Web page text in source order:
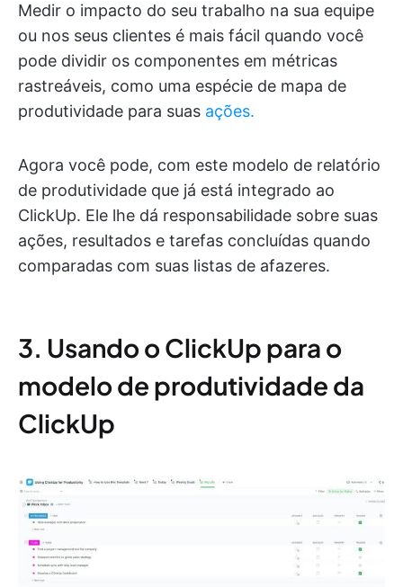
Medir o impacto do seu trabalho na sua equipe
ou nos seus clientes é mais fácil quando você
pode dividir os componentes em métricas
rastreáveis, como uma espécie de mapa de
produtividade para suas ações.
Agora você pode, com este modelo de relatório
de produtividade que já está integrado ao
ClickUp. Ele lhe dá responsabilidade sobre suas
ações, resultados e tarefas concluídas quando
comparadas com suas listas de afazeres.
3. Usando o ClickUp para o
modelo de produtividade da
ClickUp